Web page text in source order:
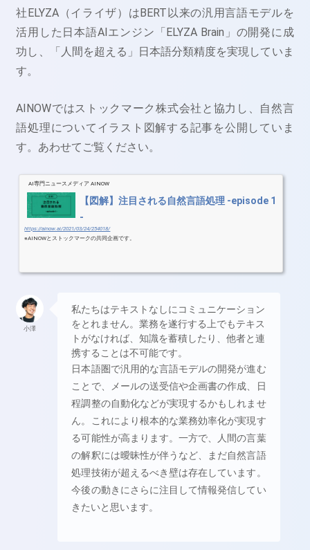
社ELYZA（イライザ）はBERT以来の汎用言語モデルを
活用した日本語AIエンジン「ELYZA Brain」の開発に成
功し、「人間を超える」日本語分類精度を実現していま
す。
AINOWではストックマーク株式会社と協力し、自然言
語処理についてイラスト図解する記事を公開していま
す。あわせてご覧ください。
AI専門ニュースメディア AINOW
【図解】注目される自然言語処理 -episode 1
-
https://ainow.ai/2021/03/24/254018/
※AINOWとストックマークの共同企画です。
小澤
私たちはテキストなしにコミュニケーション
をとれません。業務を遂行する上でもテキス
トがなければ、知識を蓄積したり、他者と連
携することは不可能です。
日本語圏で汎用的な言語モデルの開発が進む
ことで、メールの送受信や企画書の作成、日
程調整の自動化などが実現するかもしれませ
ん。これにより根本的な業務効率化が実現す
る可能性が高まります。一方で、人間の言葉
の解釈には曖昧性が伴うなど、まだ自然言語
処理技術が超えるべき壁は存在しています。
今後の動きにさらに注目して情報発信してい
きたいと思います。